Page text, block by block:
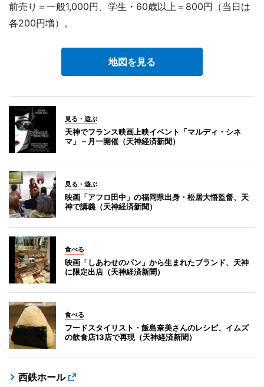
前売り＝一般1,000円、学生・60歳以上＝800円（当日は
各200円増）。
地図を見る
見る・遊ぶ
天神でフランス映画上映イベント「マルディ・シネ
マ」－月一開催（天神経済新聞）
見る・遊ぶ
映画「アフロ田中」の福岡県出身・松居大悟監督、天
神で講義（天神経済新聞）
食べる
映画「しあわせのパン」から生まれたブランド、天神
に限定出店（天神経済新聞）
食べる
フードスタイリスト・飯島奈美さんのレシピ、イムズ
の飲食店13店で再現（天神経済新聞）
西鉄ホール